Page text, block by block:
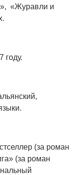
«Журавли и
году.
(за роман
(за роман